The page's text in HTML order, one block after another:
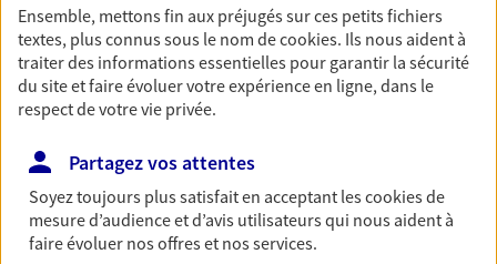
Nos offres phares
Épargne
Réalisez vos projets grâce à votre épargne : achat
immobilier, études des enfants ou voyage autour
du monde… Épargnez à votre rythme et
simplement, selon votre profil.
Ensemble, mettons fin aux préjugés sur ces petits fichiers
textes, plus connus sous le nom decookies. Ils nous aident à
traiter des informations essentielles pour garantir la sécurité
du site et faire évoluer votre expérience en ligne, dans le
respect de votre vie privée.
Partagez vos attentes
Soyez toujours plus satisfait en acceptant lescookiesde
mesure d’audience et d’avis utilisateurs qui nous aident à
faire évoluer nos offres et nos services.